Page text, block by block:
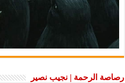
رصاصة الرحمة | نجيب نصير